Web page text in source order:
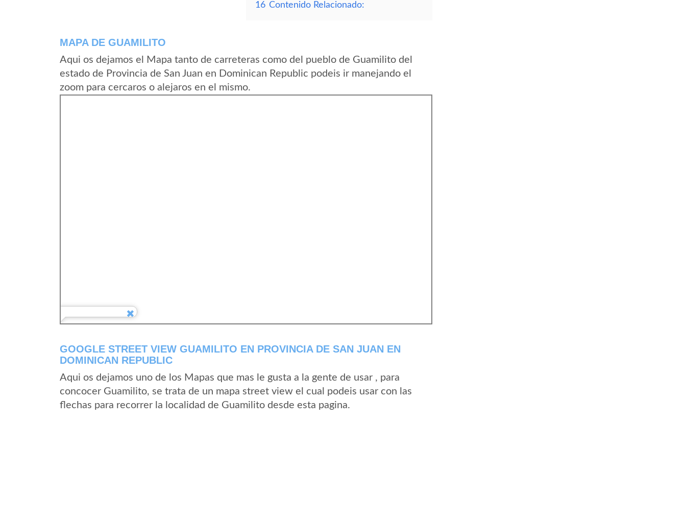
16 Contenido Relacionado:
MAPA DE GUAMILITO
Aqui os dejamos el Mapa tanto de carreteras como del pueblo de Guamilito del
estado de Provincia de San Juan en Dominican Republic podeis ir manejando el
zoom para cercaros o alejaros en el mismo.
GOOGLE STREET VIEW GUAMILITO EN PROVINCIA DE SAN JUAN EN
DOMINICAN REPUBLIC
Aqui os dejamos uno de los Mapas que mas le gusta a la gente de usar , para
concocer Guamilito, se trata de un mapa street view el cual podeis usar con las
flechas para recorrer la localidad de Guamilito desde esta pagina.